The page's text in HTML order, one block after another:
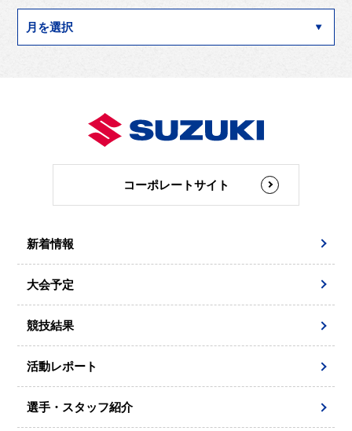
コーポレートサイト
新着情報
大会予定
競技結果
活動レポート
選手・スタッフ紹介